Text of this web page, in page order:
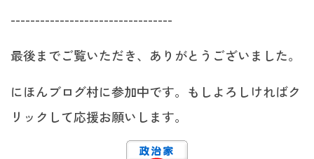
---------------------------------
最後までご覧いただき、ありがとうございました。
にほんブログ村に参加中です。もしよろしければク
リックして応援お願いします。